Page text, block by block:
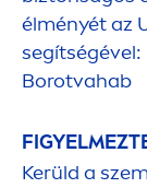
élményét az
segítségével:
Borotvahab
Kerüld a